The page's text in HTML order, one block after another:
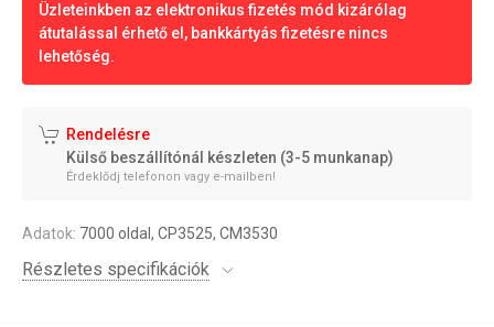
Üzleteinkben az elektronikus fizetés mód kizárólag
átutalással érhető el, bankkártyás fizetésre nincs
lehetőség.
Rendelésre
Külső beszállítónál készleten (3-5 munkanap)
Érdeklődj telefonon vagy e-mailben!
Adatok: 7000 oldal, CP3525, CM3530
Részletes specifikációk